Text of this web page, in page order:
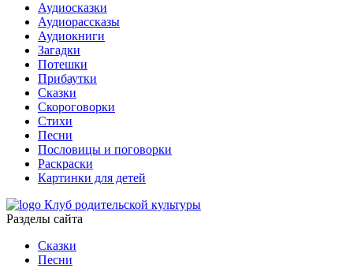
Аудиосказки
Аудиорассказы
Аудиокниги
Загадки
Потешки
Прибаутки
Сказки
Скороговорки
Стихи
Песни
Пословицы и поговорки
Раскраски
Картинки для детей
Клуб родительской культуры
Разделы сайта
Сказки
Песни